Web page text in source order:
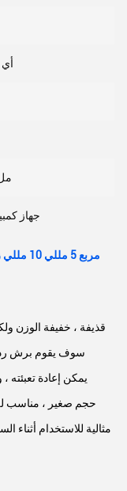
0.1
جهاز
مربع 5
سوف يقوم برش
يمكن إعادة تعبئته
حجم صغير ، مناسب
مثالية للاستخدام أثناء